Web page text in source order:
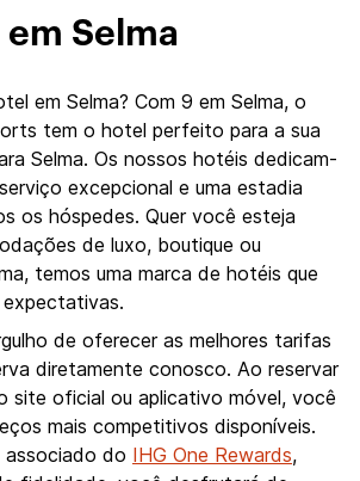
em Selma
em Selma? Com 9 em Selma, o
tem o hotel perfeito para a sua
Selma. Os nossos hotéis dedicam-
excepcional e uma estadia
os hóspedes. Quer você esteja
de luxo, boutique ou
temos uma marca de hotéis que
de oferecer as melhores tarifas
diretamente conosco. Ao reservar
site oficial ou aplicativo móvel, você
mais competitivos disponíveis.
associado do IHG One Rewards,